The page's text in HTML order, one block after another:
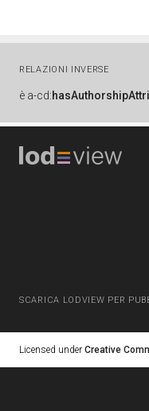
RELAZIONI INVERSE
è a-cd:
SCARICA LODVIEW PER
Licensed under Creative